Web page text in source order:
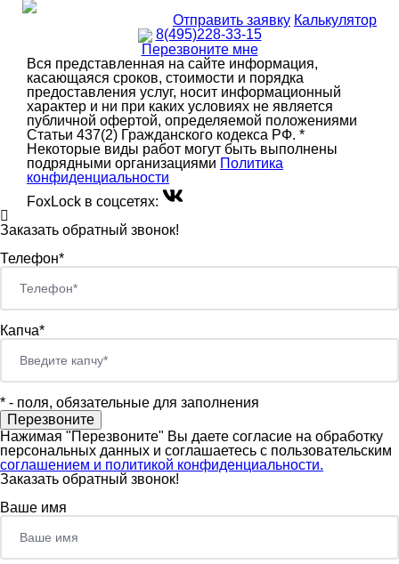
Отправить заявку Калькулятор
8(495)228-33-15
Перезвоните мне
Вся представленная на сайте информация,
касающаяся сроков, стоимости и порядка
предоставления услуг, носит информационный
характер и ни при каких условиях не является
публичной офертой, определяемой положениями
Статьи 437(2) Гражданского кодекса РФ. *
Некоторые виды работ могут быть выполнены
подрядными организациями Политика
конфиденциальности
FoxLock в соцсетях:
Заказать обратный звонок!
Телефон*
Капча*
* - поля, обязательные для заполнения
Нажимая "Перезвоните" Вы даете согласие на обработку
персональных данных и соглашаетесь c пользовательским
соглашением и политикой конфиденциальности.
Заказать обратный звонок!
Ваше имя